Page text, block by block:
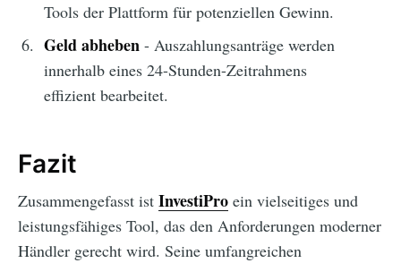
Tools der Plattform für potenziellen Gewinn.
Geld abheben- Auszahlungsanträge werden
innerhalb eines 24-Stunden-Zeitrahmens
effizient bearbeitet.
Fazit
Zusammengefasst ist InvestiPro ein vielseitiges und
leistungsfähiges Tool, das den Anforderungen moderner
Händler gerecht wird. Seine umfangreichen